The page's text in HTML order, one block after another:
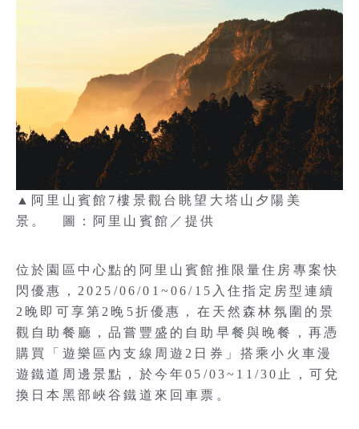
▲阿里山賓館7樓景觀台眺望大塔山夕陽美
景。 圖：阿里山賓館／提供
位於園區中心點的阿里山賓館推限量住房專案快
閃優惠，2025/06/01~06/15入住指定房型連續
2晚即可享第2晚5折優惠，在天然森林氛圍的景
觀自助餐廳，品嘗豐盛的自助早餐與晚餐，再憑
購買「遊樂區內支線周遊2日券」搭乘小火車漫
遊鐵道周邊景點，於今年05/03~11/30止，可兌
換日本黑部峽谷鐵道來回車票。